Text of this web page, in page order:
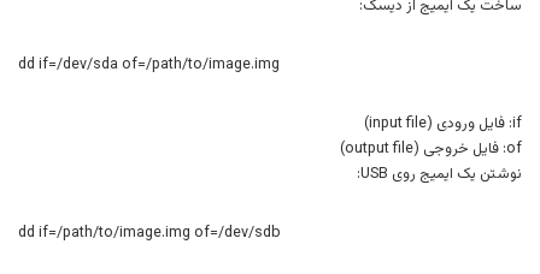
ساخت یک ایمیج از دیسک:
dd if=/dev/sda of=/path/to/image.img
if: فایل ورودی (input file)
of: فایل خروجی (output file)
نوشتن یک ایمیج روی USB:
dd if=/path/to/image.img of=/dev/sdb